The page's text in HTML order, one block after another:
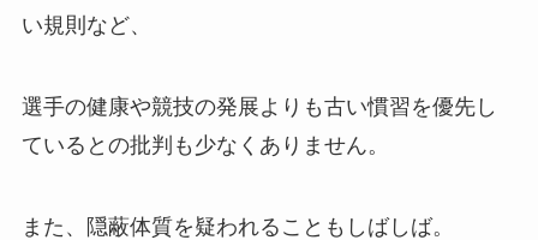
い規則など、
選手の健康や競技の発展よりも古い慣習を優先し
ているとの批判も少なくありません。
また、隠蔽体質を疑われることもしばしば。